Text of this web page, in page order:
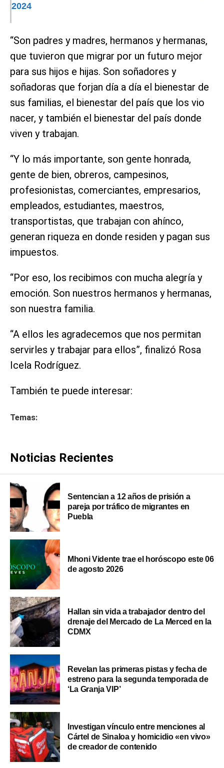
2024
“Son padres y madres, hermanos y hermanas,
que tuvieron que migrar por un futuro mejor
para sus hijos e hijas. Son soñadores y
soñadoras que forjan día a día el bienestar de
sus familias, el bienestar del país que los vio
nacer, y también el bienestar del país donde
viven y trabajan.
“Y lo más importante, son gente honrada,
gente de bien, obreros, campesinos,
profesionistas, comerciantes, empresarios,
empleados, estudiantes, maestros,
transportistas, que trabajan con ahínco,
generan riqueza en donde residen y pagan sus
impuestos.
“Por eso, los recibimos con mucha alegría y
emoción. Son nuestros hermanos y hermanas,
son nuestra familia.
“A ellos les agradecemos que nos permitan
servirles y trabajar para ellos”, finalizó Rosa
Icela Rodríguez.
También te puede interesar:
Temas:
Noticias Recientes
Sentencian a 12 años de prisión a
pareja por tráfico de migrantes en
Puebla
Mhoni Vidente trae el horóscopo este 06
de agosto 2026
Hallan sin vida a trabajador dentro del
drenaje del Mercado de La Merced en la
CDMX
Revelan las primeras pistas y fecha de
estreno para la segunda temporada de
‘La Granja VIP’
Investigan vínculo entre menciones al
Cártel de Sinaloa y homicidio «en vivo»
de creador de contenido